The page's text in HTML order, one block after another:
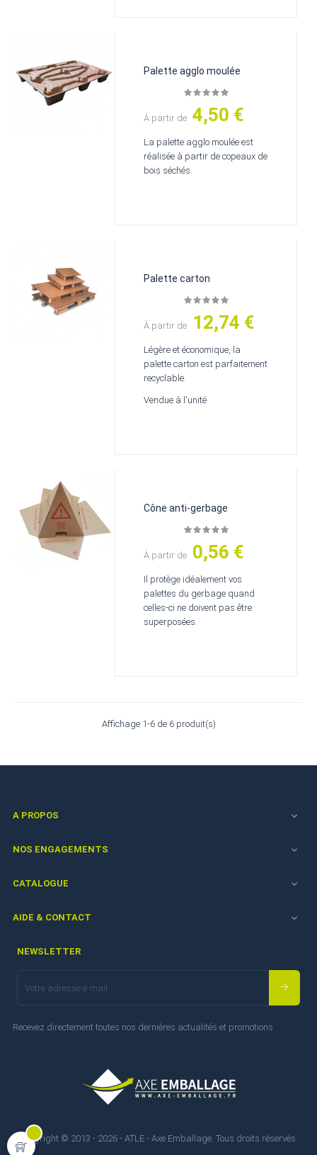
Palette agglo moulée
À partir de Prix
4,50 €
La palette agglo moulée est
réalisée à partir de copeaux de
bois séchés.
Palette carton
À partir de Prix
12,74 €
Légère et économique, la
palette carton est parfaitement
recyclable.
Vendue à l'unité
Cône anti-gerbage
À partir de Prix
0,56 €
Il protège idéalement vos
palettes du gerbage quand
celles-ci ne doivent pas être
superposées.
Affichage 1-6 de 6 produit(s)
A PROPOS 
NOS ENGAGEMENTS 
CATALOGUE 
AIDE & CONTACT 
NEWSLETTER
Recevez directement toutes nos dernières actualités et promotions.
Copyright © 2013 - 2026 - ATLE - Axe Emballage. Tous droits réservés.